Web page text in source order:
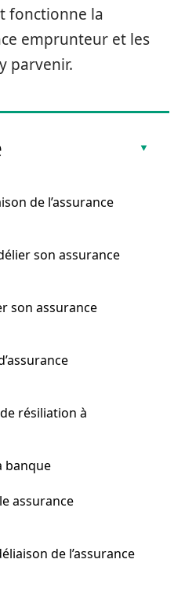
fonctionne la
emprunteur et les
parvenir.
de l’assurance
son assurance
son assurance
résiliation à
banque
assurance
de l’assurance